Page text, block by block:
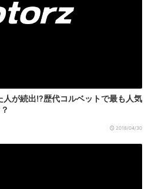
が続出!?歴代コルベットで最も人気
2018/04/30